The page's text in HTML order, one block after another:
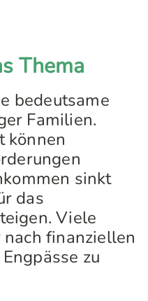
Thema
bedeutsame
Familien.
können
sinkt
das
Viele
finanziellen
zu